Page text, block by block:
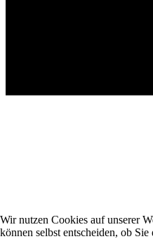
Wir nutzen Cookies auf unserer
können selbst entscheiden, ob